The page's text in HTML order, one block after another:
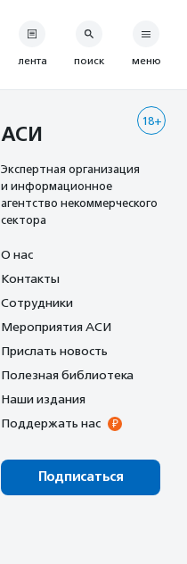
лента поиск меню
18+
АСИ
Экспертная организация
и информационное
агентство некоммерческого
сектора
О нас
Контакты
Сотрудники
Мероприятия АСИ
Прислать новость
Полезная библиотека
Наши издания
Поддержать нас
Подписаться